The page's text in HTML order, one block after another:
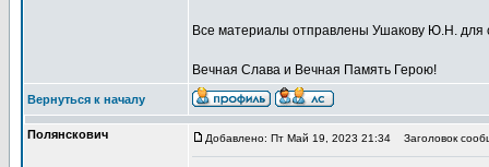
Все материалы отправлены Ушакову Ю.Н. для
Вечная Слава и Вечная Память Герою!
Вернуться к началу
Полянскович Добавлено: Пт Май 19, 2023 21:34 Заголовок